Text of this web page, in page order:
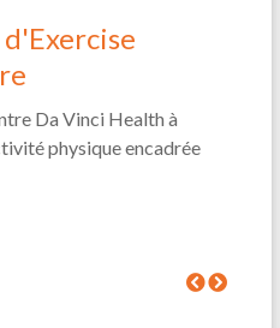
Da Vinci Health à
physique encadrée